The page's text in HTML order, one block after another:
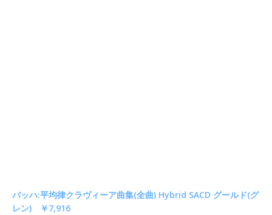
バッハ:平均律クラヴィーア曲集(全曲) Hybrid SACD グールド(グ
レン) ￥7,916